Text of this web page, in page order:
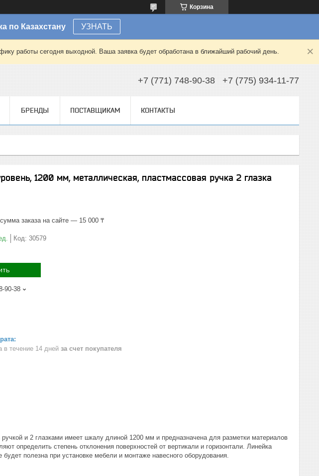
Корзина
по Казахстану УЗНАТЬ
работы сегодня выходной. Ваша заявка будет обработана в ближайший рабочий день.
+7 (771) 748-90-38 +7 (775) 934-11-77
БРЕНДЫ ПОСТАВЩИКАМ КОНТАКТЫ
1200 мм, металлическая, пластмассовая ручка 2 глазка
заказа на сайте — 15 000 ₸
Код: 30579
90-38
в течение 14 дней за счет покупателя
и 2 глазками имеет шкалу длиной 1200 мм и предназначена для разметки материалов
определить степень отклонения поверхностей от вертикали и горизонтали. Линейка
полезна при установке мебели и монтаже навесного оборудования.